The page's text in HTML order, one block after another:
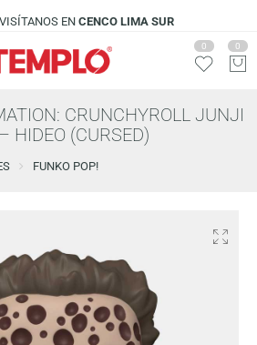
ENCENCO LIMA SUR
0 0
CRUNCHYROLL JUNJI
HIDEO (CURSED)
FUNKO POP!